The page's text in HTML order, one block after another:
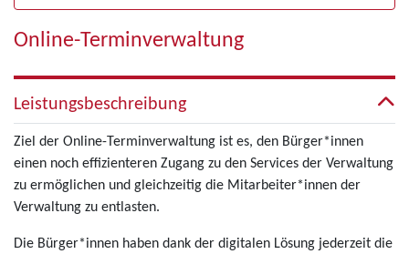
Online-Terminverwaltung
Leistungsbeschreibung
Ziel der Online-Terminverwaltung ist es, den Bürger*innen
einen noch effizienteren Zugang zu den Services der Verwaltung
zu ermöglichen und gleichzeitig die Mitarbeiter*innen der
Verwaltung zu entlasten.
Die Bürger*innen haben dank der digitalen Lösung jederzeit die